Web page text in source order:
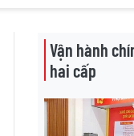
Vận hành
hai cấp